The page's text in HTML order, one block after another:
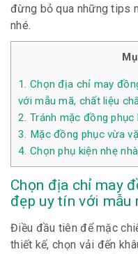
đừng bỏ qua những tips
nhé.
1. Chọn địa chỉ may
với mẫu mã, chất liệu
2. Tránh mặc đồng phục
3. Mặc đồng phục vừa
4. Chọn phụ kiện nhẹ
Chọn địa chỉ may
đẹp uy tín với mẫu
Điều đầu tiên để mặc
thiết kế, chọn vải đến